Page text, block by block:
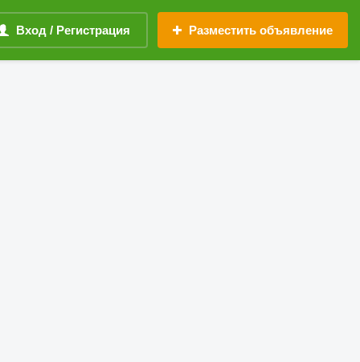
Вход / Регистрация Разместить объявление